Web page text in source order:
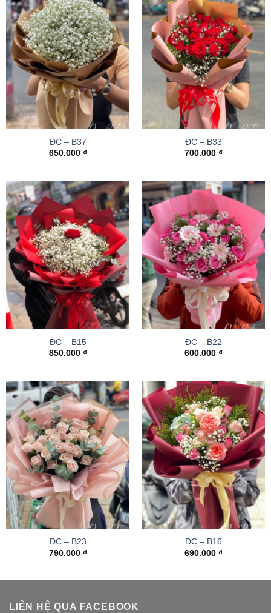
ĐC – B37
650.000 ₫
ĐC – B33
700.000 ₫
ĐC – B15
850.000 ₫
ĐC – B22
600.000 ₫
ĐC – B23
790.000 ₫
ĐC – B16
690.000 ₫
LIÊN HỆ QUA FACEBOOK